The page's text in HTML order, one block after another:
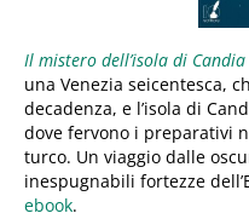
Il mistero dell’isola di Candia
una Venezia seicentesca,
decadenza, e l’isola di
dove fervono i preparativi
turco. Un viaggio dalle
inespugnabili fortezze
ebook.